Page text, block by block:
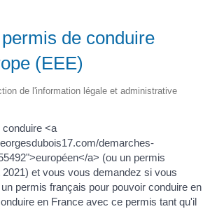
de conduire
(EEE)
de l'information légale et administrative
<a
demarches-
a> (ou un permis
et vous vous demandez si vous
permis français pour pouvoir conduire en
en France avec ce permis tant qu'il